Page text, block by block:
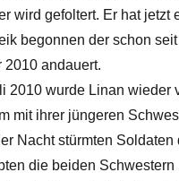
wird gefoltert. Er hat jetzt
begonnen der schon
2010 andauert.
2010 wurde Linan wieder
mit ihrer jüngeren
Nacht stürmten Soldaten
die beiden Schwestern